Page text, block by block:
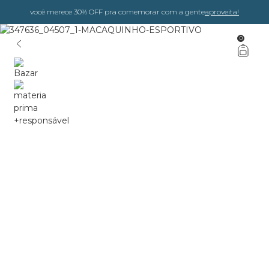
você merece 30% OFF pra comemorar com a genteaproveita!
0